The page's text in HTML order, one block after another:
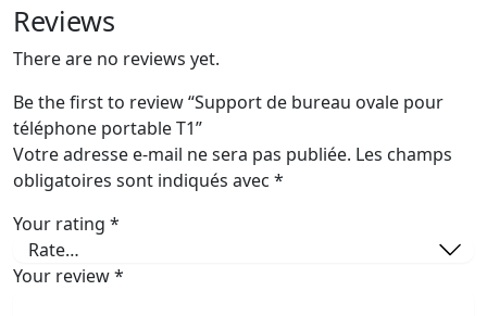
Reviews
There are no reviews yet.
Be the first to review “Support de bureau ovale pour
téléphone portable T1”
Votre adresse e-mail ne sera pas publiée. Les champs
obligatoires sont indiqués avec *
Your rating *
Your review*